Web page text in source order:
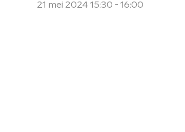
21 mei 2024 15:30 - 16:00